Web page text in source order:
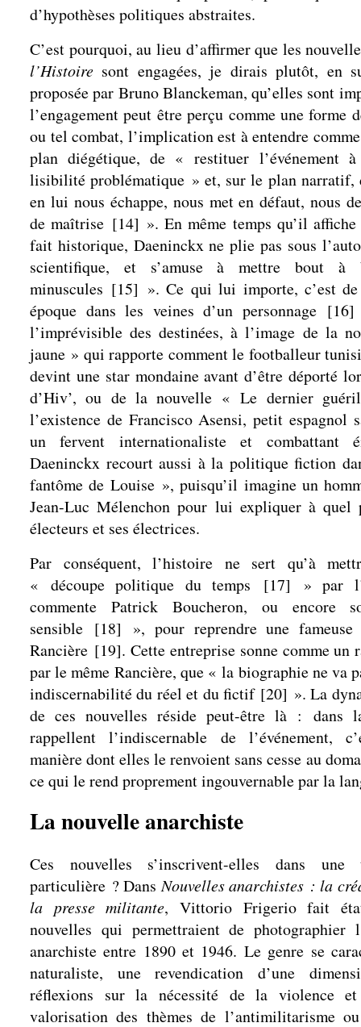
d’hypothèses politiques abstraites.
C’est pourquoi, au lieu d’affirmer que les
l’Histoire sont engagées, je dirais plutôt, en
proposée par Bruno Blanckeman, qu’elles sont
l’engagement peut être perçu comme une forme
ou tel combat, l’implication est à entendre
plan diégétique, de « restituer l’événement
lisibilité problématique » et, sur le plan narratif,
en lui nous échappe, nous met en défaut, nous
de maîtrise [14] ». En même temps qu’il
fait historique, Daeninckx ne plie pas sous
scientifique, et s’amuse à mettre bout
minuscules [15] ». Ce qui lui importe, c’est
époque dans les veines d’un personnage[16]
l’imprévisible des destinées, à l’image de la
jaune » qui rapporte comment le footballeur
devint une star mondaine avant d’être déporté
d’Hiv’, ou de la nouvelle « Le dernier
l’existence de Francisco Asensi, petit espagnol
un fervent internationaliste et combattant
Daeninckx recourt aussi à la politique fiction
fantôme de Louise », puisqu’il imagine un
Jean-Luc Mélenchon pour lui expliquer à
électeurs et ses électrices.
Par conséquent, l’histoire ne sert qu’à
« découpe politique du temps [17] » par
commente Patrick Boucheron, ou encore
sensible [18] », pour reprendre une
Rancière [19]. Cette entreprise sonne comme
par le même Rancière, que « la biographie ne va
indiscernabilité du réel et du fictif[20] ». La
de ces nouvelles réside peut-être là : dans
rappellent l’indiscernable de l’événement,
manière dont elles le renvoient sans cesse au
ce qui le rend proprement ingouvernable par la
La nouvelle anarchiste
Ces nouvelles s’inscrivent-elles dans
particulière ? DansNouvelles anarchistes : la
la presse militante, Vittorio Frigerio fait
nouvelles qui permettraient de photographier
anarchiste entre 1890 et 1946. Le genre se
naturaliste, une revendication d’une
réflexions sur la nécessité de la violence
valorisation des thèmes de l’antimilitarisme